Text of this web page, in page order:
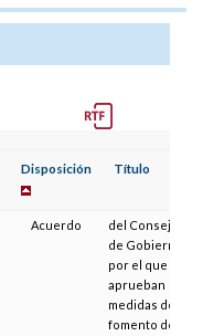
Disposición Título
Acuerdo
del Consejo
de Gobierno,
por el que se
aprueban
medidas de
fomento de